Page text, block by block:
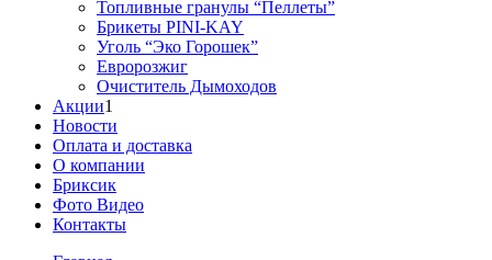
Топливные гранулы “Пеллеты”
Брикеты PINI-KAY
Уголь “Эко Горошек”
Евророзжиг
Очиститель Дымоходов
Акции1
Новости
Оплата и доставка
О компании
Бриксик
Фото Видео
Контакты